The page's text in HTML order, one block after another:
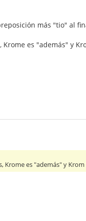
más "tio" al
es "además" y
Krome es "además" y